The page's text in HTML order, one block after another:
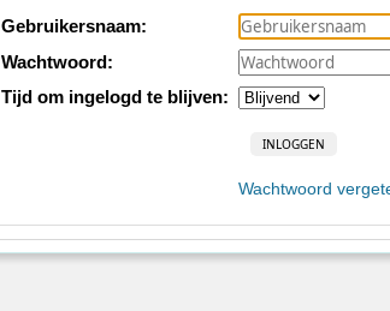
Gebruikersnaam:
Wachtwoord:
Tijd om ingelogd te blijven:
Wachtwoord